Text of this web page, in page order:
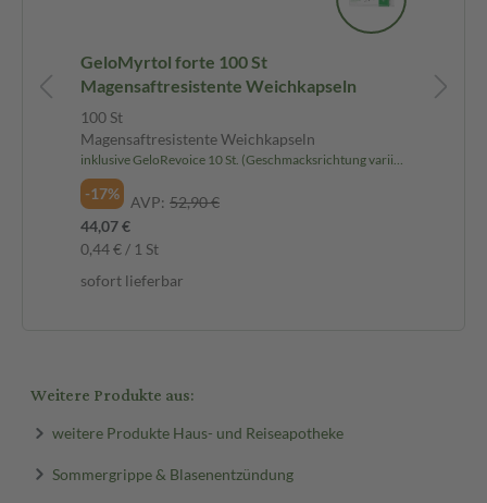
GeloMyrtol forte 100 St
Magensaftresistente Weichkapseln
100 St
Magensaftresistente Weichkapseln
inklusive GeloRevoice 10 St. (Geschmacksrichtung variiert)
-17% AVP: 52,90 €
44,07 €
0,44 € / 1 St
sofort lieferbar
Weitere Produkte aus:
weitere Produkte Haus- und Reiseapotheke
Sommergrippe & Blasenentzündung